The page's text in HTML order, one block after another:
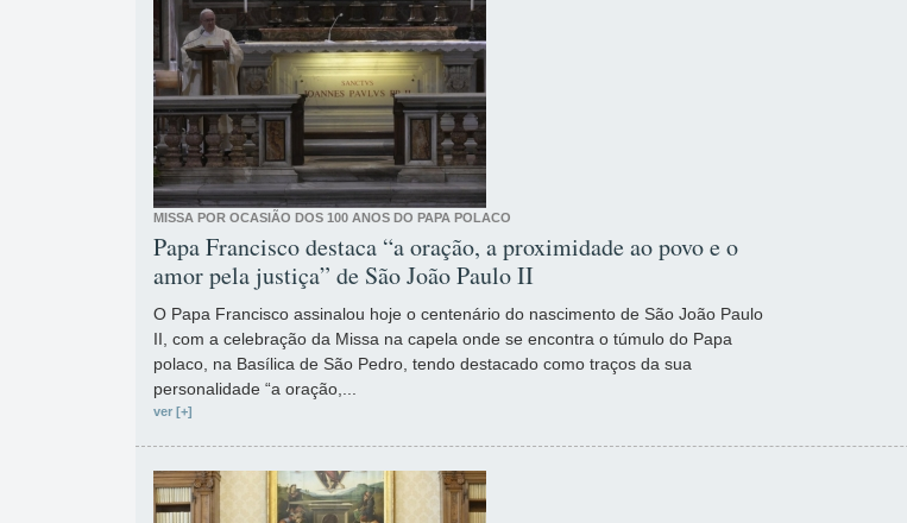
MISSA POR OCASIÃO DOS 100 ANOS DO PAPA POLACO
Papa Francisco destaca “a oração, a proximidade ao povo e o
amor pela justiça” de São João Paulo II
O Papa Francisco assinalou hoje o centenário do nascimento de São João Paulo
II, com a celebração da Missa na capela onde se encontra o túmulo do Papa
polaco, na Basílica de São Pedro, tendo destacado como traços da sua
personalidade “a oração,...
ver [+]